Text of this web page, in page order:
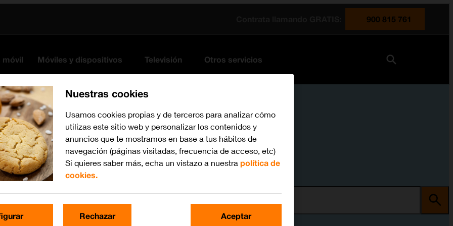
900 815 761
móvil Móviles y dispositivos Televisión Otros servicios
Nuestras cookies
Usamos cookies propias y de terceros para analizar cómo
utilizas este sitio web y personalizar los contenidos y
anuncios que te mostramos en base a tus hábitos de
navegación (páginas visitadas, frecuencia de acceso, etc)
Si quieres saber más, echa un vistazo a nuestra política de
cookies.
Rechazar Aceptar